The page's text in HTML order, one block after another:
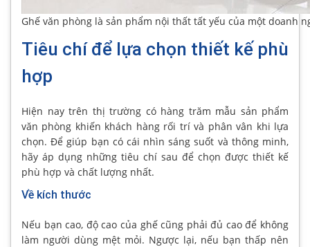
Ghế văn phòng là sản phẩm nội thất tất yếu của một doanh
Tiêu chí để lựa chọn thiết kế phù
hợp
Hiện nay trên thị trường có hàng trăm mẫu sản phẩm
văn phòng khiến khách hàng rối trí và phân vân khi lựa
chọn. Để giúp bạn có cái nhìn sáng suốt và thông minh,
hãy áp dụng những tiêu chí sau để chọn được thiết kế
phù hợp và chất lượng nhất.
Về kích thước
Nếu bạn cao, độ cao của ghế cũng phải đủ cao để không
làm người dùng mệt mỏi. Ngược lại, nếu bạn thấp nên